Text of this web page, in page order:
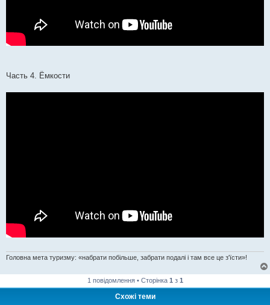
Часть 4. Ёмкости
Головна мета туризму: «набрати побільше, забрати подалі і там все це з'їсти»!
1 повідомлення • Сторінка 1 з 1
Схожі теми